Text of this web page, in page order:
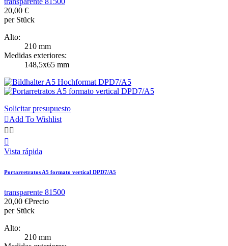
20,00 €
per Stück
Alto:
210 mm
Medidas exteriores:
148,5x65 mm
Solicitar presupuesto
Add To Wishlist
 

Vista rápida
Portarretratos A5 formato vertical DPD7/A5
transparente 81500
20,00 €Precio
per Stück
Alto:
210 mm